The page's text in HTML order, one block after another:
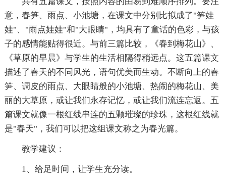
意，春笋、雨点、小池塘，在课文中分别比拟成了"笋娃
娃"、"雨点娃娃"和"大眼睛"，均具有了童话的色彩，与孩
子的感情能贴得很近。与前三篇比较，《春到梅花山》、
《草原的早晨》与学生的生活相隔得稍远点。这五篇课文
描述了春天的不同风光，语句优美而生动。不断向上的春
笋、调皮的雨点、大眼睛般的小池塘、热闹的梅花山、美
丽的大草原，或让我们永存记忆，或让我们流连忘返。五
篇课文就像一根红线串连的五颗璀璨的珍珠，这根红线就
是"春天"，我们可以把这组课文称之为春光篇。
教学建议：
1、给足时间，让学生充分读。